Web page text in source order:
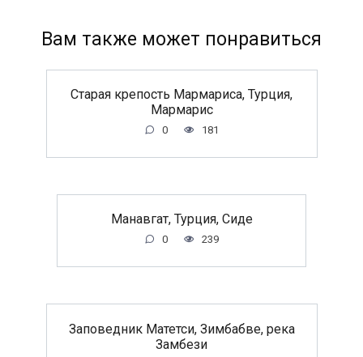
Вам также может понравиться
Старая крепость Мармариса, Турция,
Мармарис
0 181
Манавгат, Турция, Сиде
0 239
Заповедник Матетси, Зимбабве, река
Замбези